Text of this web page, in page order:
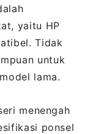
yaitu HP
Tidak
untuk
lama.
menengah
ponsel